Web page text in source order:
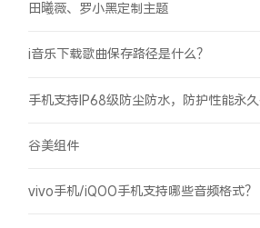
田曦薇、罗小黑定制主题
i音乐下载歌曲保存路径是什么？
手机支持IP68级防尘防水，防护性能永久
谷美组件
vivo手机/iQOO手机支持哪些音频格式？